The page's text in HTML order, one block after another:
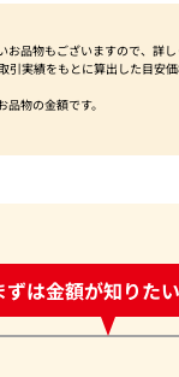
品物もございますので、詳
実績をもとに算出した目安
物の金額です。
ずは金額が知りた
受付中!問い合わ